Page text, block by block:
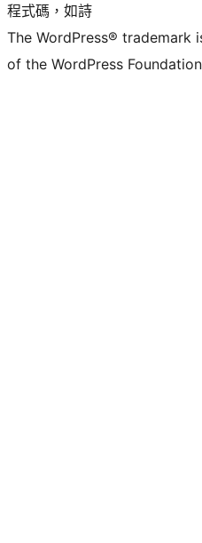
程式碼，如詩
The WordPress®
of the WordPress